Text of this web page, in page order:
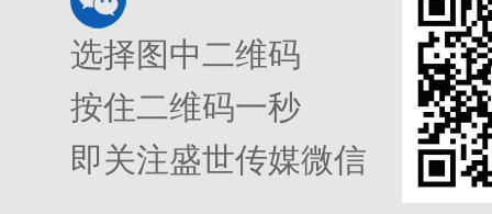
选择图中二维码
按住二维码一秒
即关注盛世传媒微信